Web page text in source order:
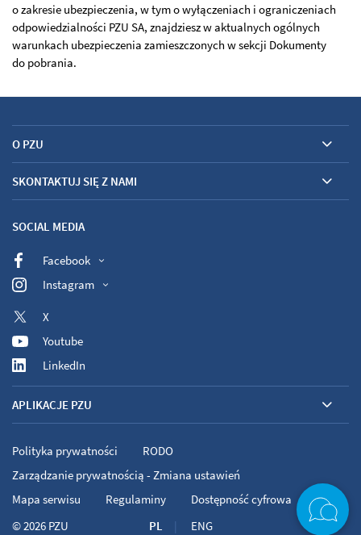
o zakresie ubezpieczenia, w tym o wyłączeniach i ograniczeniach
odpowiedzialności PZU SA, znajdziesz w aktualnych ogólnych
warunkach ubezpieczenia zamieszczonych w sekcji Dokumenty
do pobrania.
O PZU
SKONTAKTUJ SIĘ Z NAMI
SOCIAL MEDIA
Facebook
Instagram
X
Youtube
LinkedIn
APLIKACJE PZU
PL ENG
Polityka prywatności
RODO
Zarządzanie prywatnością - Zmiana ustawień
Mapa serwisu
Regulaminy
Dostępność cyfrowa
© 2026 PZU